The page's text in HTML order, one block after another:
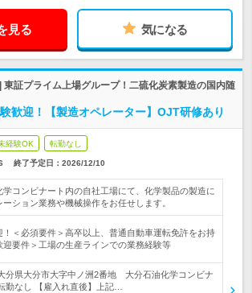
見る 気になる
東証プライム上場グループ！二硫化炭素製造の国内随
験歓迎！【製造オペレーター】OJT研修あり
経験OK 転勤なし
終了予定日： 2026/12/10
学コンビナート内の自社工場にて、化学製品の製造に
ーション業務や機械操作をお任せします。
！＜必須要件＞高卒以上、普通自動車運転免許をお持
迎要件＞工場の生産ラインでの業務経験等
分県大分市大字中ノ洲2番地 大分石油化学コンビナ
勤なし 【雇入れ直後】上記…